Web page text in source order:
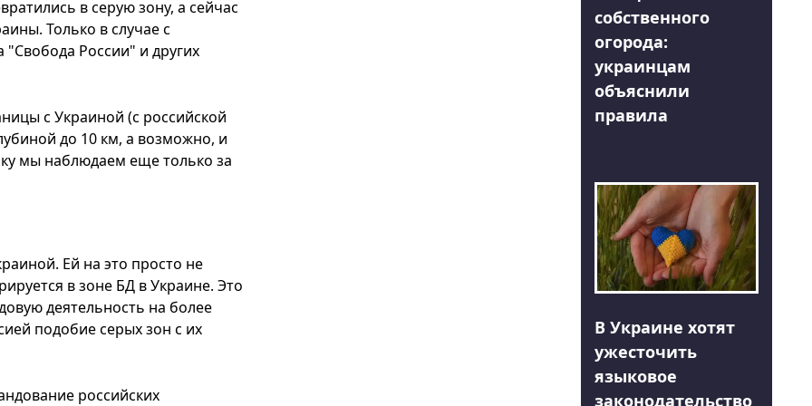
в серую зону, а сейчас
Только в случае с
России" и других
с Украиной (с российской
до 10 км, а возможно, и
мы наблюдаем еще только за
Ей на это просто не
в зоне БД в Украине. Это
деятельность на более
подобие серых зон с их
российских
собственного
огорода:
украинцам
объяснили
правила
В Украине хотят
ужесточить
языковое
законодательство